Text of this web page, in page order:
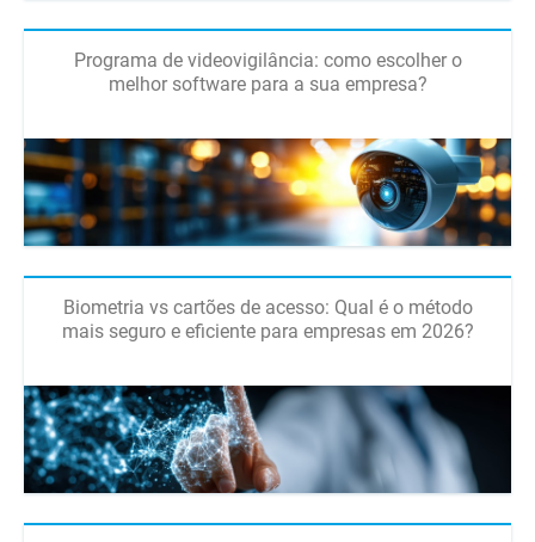
Programa de videovigilância: como escolher o
melhor software para a sua empresa?
Biometria vs cartões de acesso: Qual é o método
mais seguro e eficiente para empresas em 2026?